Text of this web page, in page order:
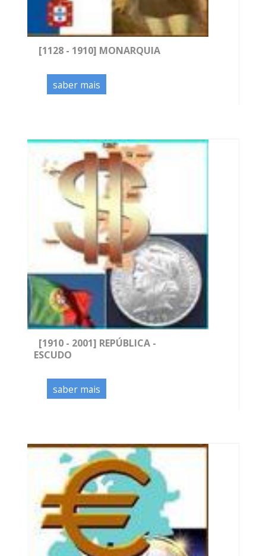
[1128 - 1910] MONARQUIA
saber mais
[1910 - 2001] REPÚBLICA -
ESCUDO
saber mais